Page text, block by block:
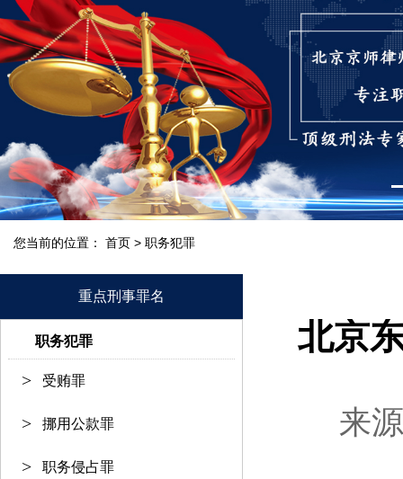
您当前的位置： 首页 > 职务犯罪
重点刑事罪名
职务犯罪
受贿罪
挪用公款罪
职务侵占罪
北京
来